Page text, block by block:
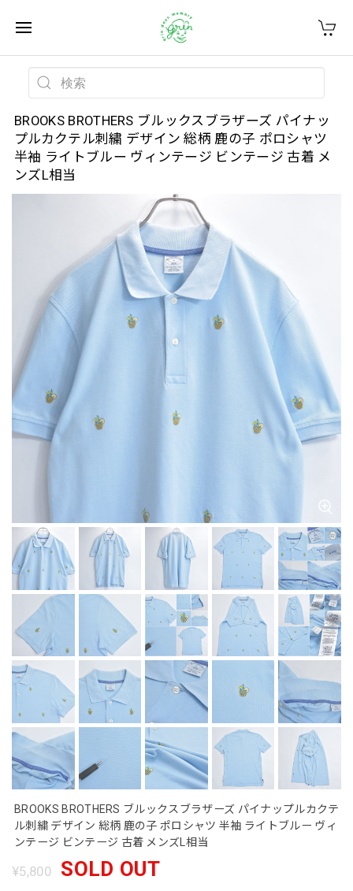
BROOKS BROTHERS ブルックスブラザーズ パイナッ
プルカクテル刺繍 デザイン 総柄 鹿の子 ポロシャツ
半袖 ライトブルー ヴィンテージ ビンテージ 古着 メ
ンズL相当
BROOKS BROTHERS ブルックスブラザーズ パイナップルカクテ
ル刺繍 デザイン 総柄 鹿の子 ポロシャツ 半袖 ライトブルー ヴィ
ンテージ ビンテージ 古着 メンズL相当
¥5,800 SOLD OUT